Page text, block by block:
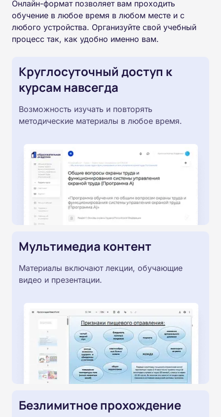
Онлайн-формат позволяет вам проходить
обучение в любое время в любом месте и с
любого устройства. Организуйте свой учебный
процесс так, как удобно именно вам.
Круглосуточный доступ к
курсам навсегда
Возможность изучать и повторять
методические материалы в любое время.
Мультимедиа контент
Материалы включают лекции, обучающие
видео и презентации.
Безлимитное прохождение